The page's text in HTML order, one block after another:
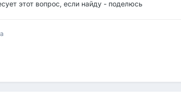
этот вопрос, если найду - поделюсь